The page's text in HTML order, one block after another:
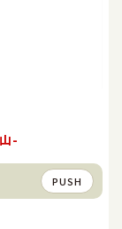
-
PUSH